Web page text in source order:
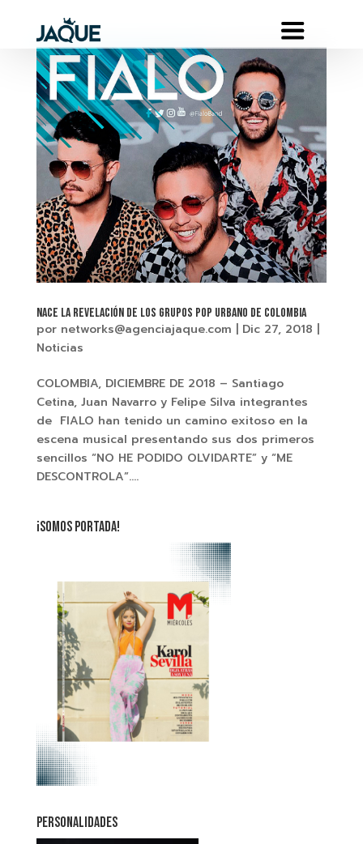
NACE LA REVELACIÓN DE LOS GRUPOS POP URBANO DE COLOMBIA
por networks@agenciajaque.com Dic 27, 2018
Noticias
COLOMBIA, DICIEMBRE DE 2018 – Santiago
Cetina, Juan Navarro y Felipe Silva integrantes
de FIALO han tenido un camino exitoso en la
escena musical presentando sus dos primeros
sencillos “NO HE PODIDO OLVIDARTE” y “ME
DESCONTROLA”....
¡SOMOS PORTADA!
PERSONALIDADES